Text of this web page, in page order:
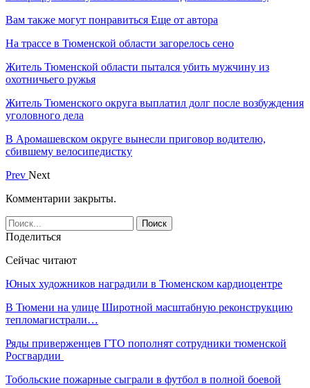
Вам также могут понравиться Еще от автора
На трассе в Тюменской области загорелось сено
Житель Тюменской области пытался убить мужчину из
охотничьего ружья
Житель Тюменского округа выплатил долг после возбуждения
уголовного дела
В Аромашевском округе вынесли приговор водителю,
сбившему велосипедистку
Prev Next
Комментарии закрыты.
Поделиться
Сейчас читают
Юных художников наградили в Тюменском кардиоцентре
В Тюмени на улице Широтной масштабную реконструкцию
тепломагистрали…
Ряды приверженцев ГТО пополнят сотрудники тюменской
Росгвардии
Тобольские пожарные сыграли в футбол в полной боевой